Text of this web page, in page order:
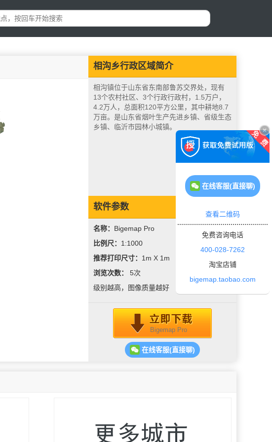
相沟乡行政区域简介
相沟镇位于山东省东南部鲁苏交界处，现有
13个农村社区、3个行政行政村，1.5万户，
4.2万人，总面积120平方公里，其中耕地8.7
万亩。是山东省烟叶生产先进乡镇、省级生态
乡镇、临沂市园林小城镇。
软件参数
名称： Bigemap Pro
比例尺： 1:1000
推荐打印尺寸： 1m X 1m
浏览次数： 5次
级别越高，图像质量越好
Bigemap Pro
在线客服(直接聊)
在线客服(直接聊)
查看二维码
免费咨询电话
400-028-7262
淘宝店铺
bigemap.taobao.com